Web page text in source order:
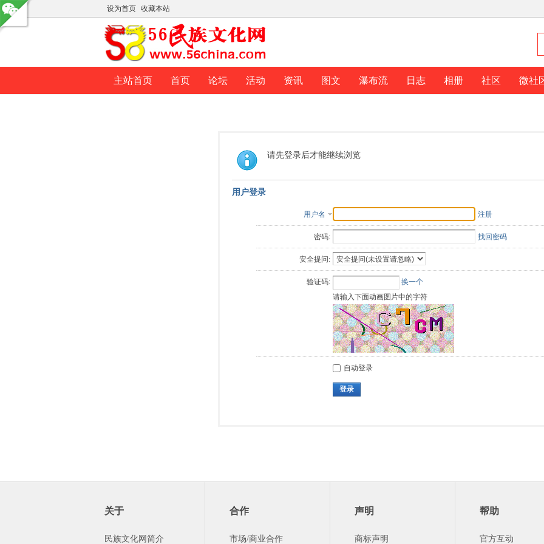
设为首页 收藏本站
主站首页 首页 论坛 活动 资讯 图文 瀑布流 日志 相册 社区 微社
请先登录后才能继续浏览
用户登录
用户名 注册
密码: 找回密码
安全提问:
验证码:
换一个
请输入下面动画图片中的字符
自动登录
登录
关于
民族文化网简介
合作
市场/商业合作
声明
商标声明
帮助
官方互动